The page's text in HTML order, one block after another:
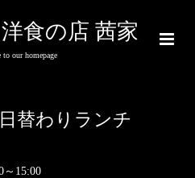
食の店 茜家
to our homepage
替わりランチ
～15:00